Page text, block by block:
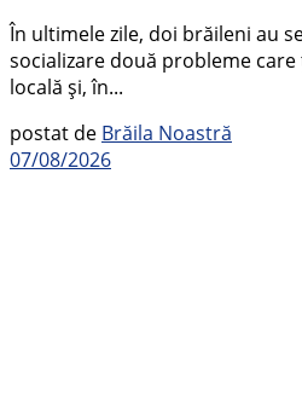
În ultimele zile, doi brăileni au
socializare două probleme
locală și, în...
postat de Brăila Noastră
07/08/2026